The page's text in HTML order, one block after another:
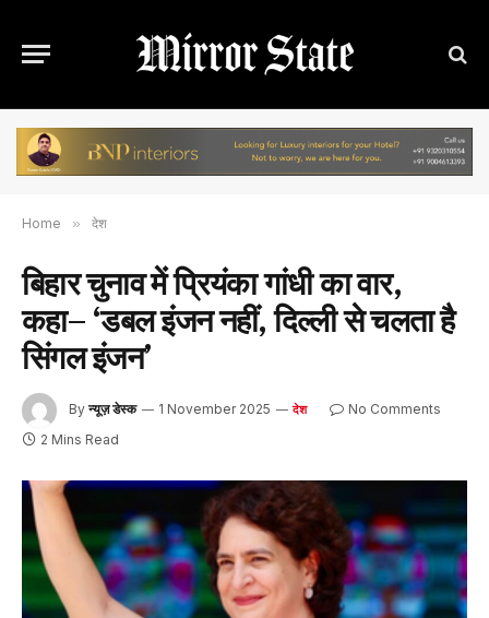
Home » देश
बिहार चुनाव में प्रियंका गांधी का वार,
कहा– ‘डबल इंजन नहीं, दिल्ली से चलता है
सिंगल इंजन’
By न्यूज़ डेस्क 1 November 2025 देश
No Comments
2 Mins Read